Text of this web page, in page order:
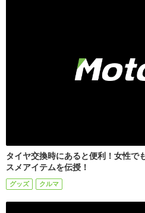
タイヤ交換時にあると便利！女性で
スメアイテムを伝授！
グッズ クルマ